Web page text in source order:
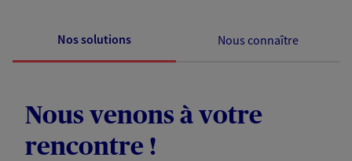
Nos solutions Nous connaître
Nous venons à votre
rencontre !